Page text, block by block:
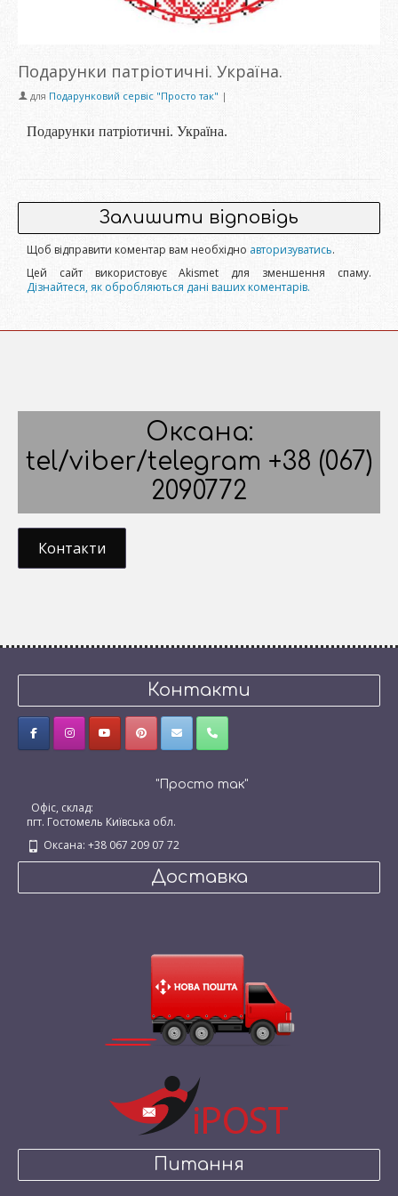
Подарунки патріотичні. Україна.
для Подарунковий сервіс "Просто так" |
Подарунки патріотичні. Україна.
Залишити відповідь
Щоб відправити коментар вам необхідно авторизуватись.
Цей сайт використовує Akismet для зменшення спаму.
Дізнайтеся, як обробляються дані ваших коментарів.
Оксана:
tel/viber/telegram +38 (067)
2090772
Контакти
Контакти
"Просто так"
Офіс, склад:
пгт. Гостомель Київська обл.
Оксана: +38 067 209 07 72
Доставка
Питання